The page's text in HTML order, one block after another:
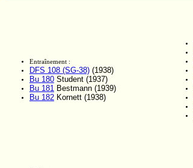
Entraînement :
DFS 108 (SG-38) (1938)
Bu 180 Student (1937)
Bu 181 Bestmann (1939)
Bu 182 Kornett (1938)